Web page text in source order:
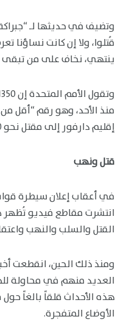
وتضيف في حديثها لـ “جبراكة
قُتلوا، ولا إن كانت نساؤنا
ينتهي، نخاف على من تبقى
منذ الأحد، وهو رقم “أقل
إقليم دارفور إلى مقتل نحو 2000 طبقا لإحصائياتها.
قتل ونهب
في أعقاب إعلان سيطرة
انتشرت مقاطع فيديو
القتل والسلب والنهب
ومنذ ذلك الحين، انقطعت
العديد منهم في محاولة
هذه الأحداث قلقاً بالغاً
الأوضاع المتفجرة.